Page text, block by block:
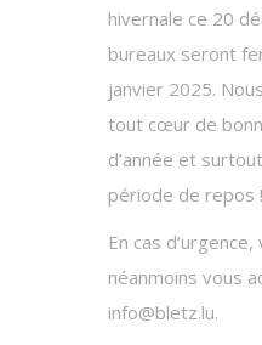
hivernale ce 20
bureaux seront
janvier 2025.
tout cœur de
d’année et
période de repos !
En cas
néanmoins vous
info@bletz.lu.